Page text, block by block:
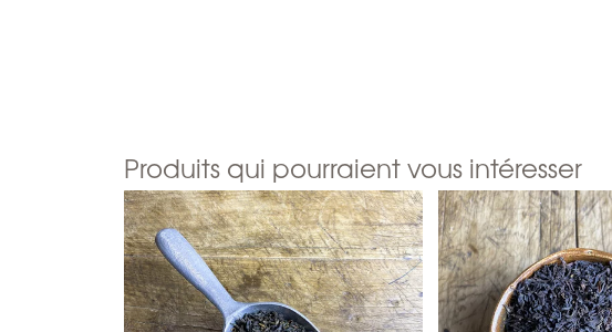
Produits qui pourraient vous intéresser